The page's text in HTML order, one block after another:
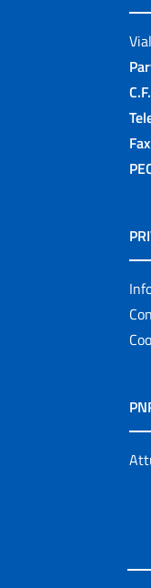
C.F.